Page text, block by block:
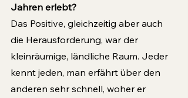
Jahren erlebt?
Das Positive, gleichzeitig aber auch
die Herausforderung, war der
kleinräumige, ländliche Raum. Jeder
kennt jeden, man erfährt über den
anderen sehr schnell, woher er